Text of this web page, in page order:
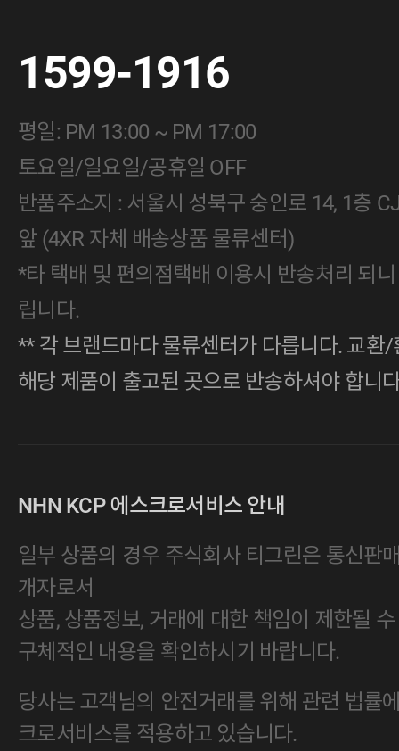
1599-1916
평일: PM 13:00 ~ PM 17:00
토요일/일요일/공휴일 OFF
반품주소지 : 서울시 성북구 숭인로 14, 1층
앞 (4XR 자체 배송상품 물류센터)
*타 택배 및 편의점택배 이용시 반송처리 되
립니다.
** 각 브랜드마다 물류센터가 다릅니다. 교환
해당 제품이 출고된 곳으로 반송하셔야 합니
NHN KCP 에스크로서비스 안내
일부 상품의 경우 주식회사 티그린은 통신판
개자로서
상품, 상품정보, 거래에 대한 책임이 제한될
구체적인 내용을 확인하시기 바랍니다.
당사는 고객님의 안전거래를 위해 관련 법률
크로서비스를 적용하고 있습니다.